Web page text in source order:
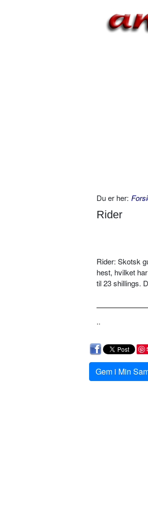
Du er her:
Rider
Rider: Skotsk
hest, hvilket
til 23 shillings.
..
Gem i Min